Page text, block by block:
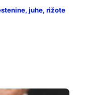
juhe, rižote